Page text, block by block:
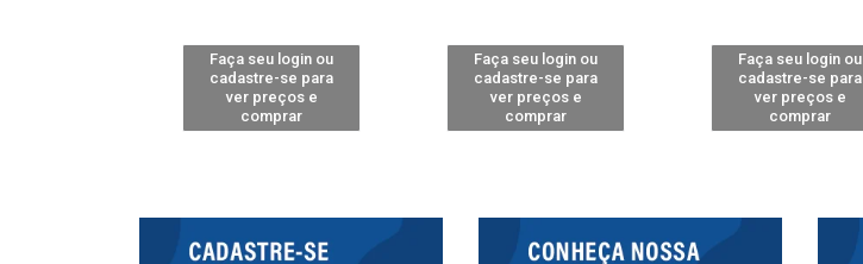
Faça seu login ou
cadastre-se para
ver preços e
comprar
Faça seu login ou
cadastre-se para
ver preços e
comprar
Faça seu login ou
cadastre-se para
ver preços e
comprar